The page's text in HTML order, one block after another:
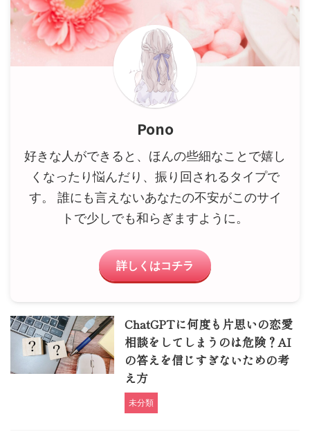
Pono
好きな人ができると、ほんの些細なことで嬉し
くなったり悩んだり、振り回されるタイプで
す。 誰にも言えないあなたの不安がこのサイ
トで少しでも和らぎますように。
詳しくはコチラ
ChatGPTに何度も片思いの恋愛
相談をしてしまうのは危険？AI
の答えを信じすぎないための考
え方
未分類